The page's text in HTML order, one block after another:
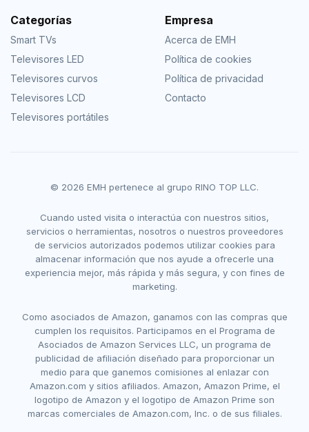
Categorías
Smart TVs
Televisores LED
Televisores curvos
Televisores LCD
Televisores portátiles
Empresa
Acerca de EMH
Política de cookies
Política de privacidad
Contacto
© 2026 EMH pertenece al grupo RINO TOP LLC.
Cuando usted visita o interactúa con nuestros sitios,
servicios o herramientas, nosotros o nuestros proveedores
de servicios autorizados podemos utilizar cookies para
almacenar información que nos ayude a ofrecerle una
experiencia mejor, más rápida y más segura, y con fines de
marketing.
Como asociados de Amazon, ganamos con las compras que
cumplen los requisitos. Participamos en el Programa de
Asociados de Amazon Services LLC, un programa de
publicidad de afiliación diseñado para proporcionar un
medio para que ganemos comisiones al enlazar con
Amazon.com y sitios afiliados. Amazon, Amazon Prime, el
logotipo de Amazon y el logotipo de Amazon Prime son
marcas comerciales de Amazon.com, Inc. o de sus filiales.